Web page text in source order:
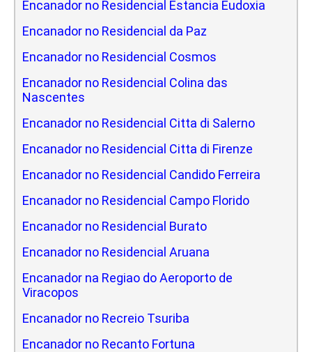
Encanador no Residencial Estancia Eudoxia
Encanador no Residencial da Paz
Encanador no Residencial Cosmos
Encanador no Residencial Colina das
Nascentes
Encanador no Residencial Citta di Salerno
Encanador no Residencial Citta di Firenze
Encanador no Residencial Candido Ferreira
Encanador no Residencial Campo Florido
Encanador no Residencial Burato
Encanador no Residencial Aruana
Encanador na Regiao do Aeroporto de
Viracopos
Encanador no Recreio Tsuriba
Encanador no Recanto Fortuna